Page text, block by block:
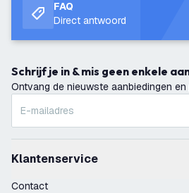
FAQ
Direct antwoord
Schrijf je in & mis geen enkele
Ontvang de nieuwste aanbiedingen en
Klantenservice
Contact